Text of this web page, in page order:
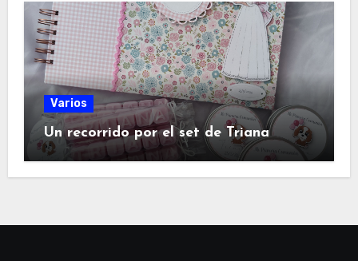
Varios
Un recorrido por el set de Triana